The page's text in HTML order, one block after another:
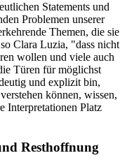
Statements und
Problemen unserer
Themen, die sie
Clara Luzia, "dass nicht
wollen und viele auch
Türen für möglichst
und explizit bin,
können, wissen,
Interpretationen Platz
Resthoffnung